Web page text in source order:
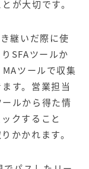
が大切です。
継いだ際に使
SFAツールか
ツールで収集
す。営業担当
ルから得た情
クすること
かかれます。